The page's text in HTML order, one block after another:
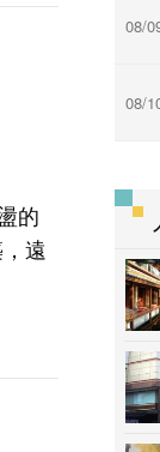
的
遠
08/
08/